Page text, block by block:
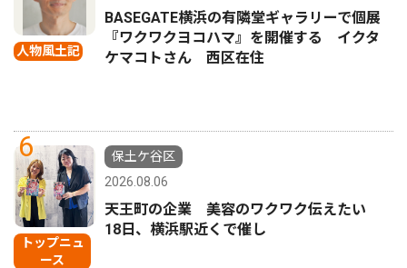
人物風土記
BASEGATE横浜の有隣堂ギャラリーで個展
『ワクワクヨコハマ』を開催する イクタ
ケマコトさん 西区在住
6
トップニュ
ース
保土ケ谷区
2026.08.06
天王町の企業 美容のワクワク伝えたい
18日、横浜駅近くで催し